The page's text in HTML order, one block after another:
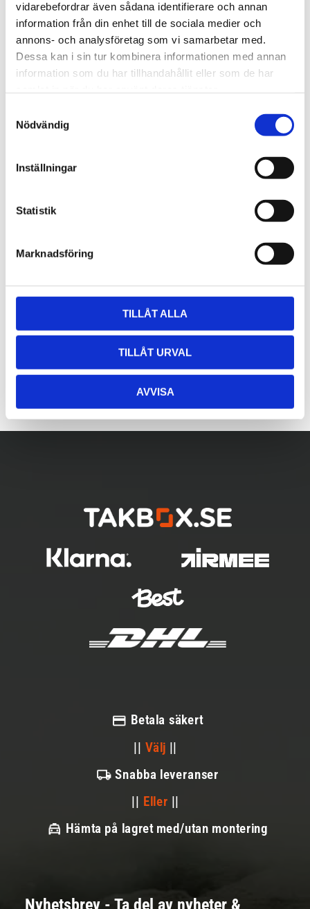
vidarebefordrar även sådana identifierare och annan
information från din enhet till de sociala medier och
annons- och analysföretag som vi samarbetar med.
Dessa kan i sin tur kombinera informationen med annan
information som du har tillhandahållit eller som de har
Nödvändig
Inställningar
Statistik
Marknadsföring
TILLÅT ALLA
TILLÅT URVAL
AVVISA
Lättmonterad
takräcken, för fordon utan
befintliga fästpunkter för
fabriksmonterade räcken.
1 795 kr
kr
Lättmonterad
Edge-takräcken, för
fordon utan befintliga
eller fabriksmonterade
räcken.
2 525kr
2 635
Betala säkert
|| Välj ||
Snabba leveranser
|| Eller ||
Hämta på lagret med/utan montering
Nyhetsbrev - Ta del av nyheter &